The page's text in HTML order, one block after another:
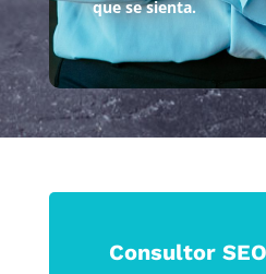
que se sienta.
Consultor SEO